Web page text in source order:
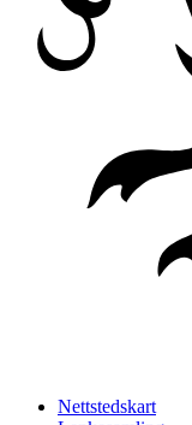
Nettstedskart